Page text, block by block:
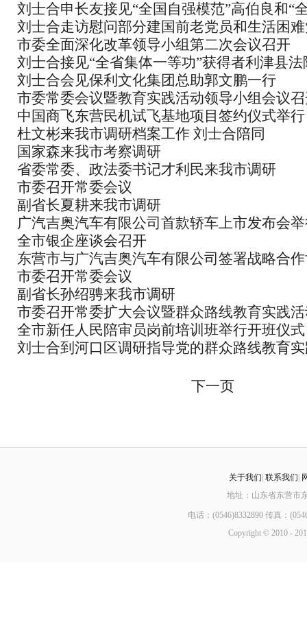
刘士合申长友接见“全国自强模范”高伯良和“
范军转干部”吕希华
刘士合走访慰问部分建国前老党员和生活困
到史口镇指导群众路线教育实践活动
市委全面深化改革领导小组第二次会议召开
刘士合接见“全省集体一等功”获得者利津县
及“全国最美基层法官提名奖”获得者杨玉玲
刘士合会见保利文化集团总助郭文鹏一行
市委常委会议暨教育实践活动领导小组会议
中国商飞东营民机试飞基地项目签约仪式举行
杜文彬来我市调研档案工作 刘士合陪同
国家森来我市考察调研
省委常委、政法委书记才利民来我市调研
市委召开常委会议
副省长夏耕来我市调研
广汽吉奥汽车有限公司首款轿车上市发布会
全市银企座谈会召开
东营市与广汽吉奥汽车有限公司签署战略合
市委召开常委会议
副省长孙绍骋来我市调研
市委召开常委扩大会议暨群众路线教育实践
小组会议
全市新任人民陪审员岗前培训班举行开班仪式
刘士合到河口区调研指导党的群众路线教育
下一页
关于我们 联系我们
地址：山东省东营市
电话：(0546)8332890 传真：
Copyright © 2010 -